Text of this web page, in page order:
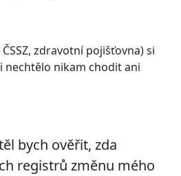
zdravotní pojišťovna) si
nechtělo nikam chodit ani
bych ověřit, zda
registrů změnu mého